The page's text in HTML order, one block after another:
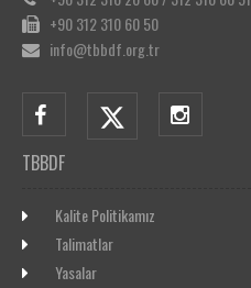
+90 312 310 60 50
info@tbbdf.org.tr
TBBDF
Kalite Politikamız
Talimatlar
Yasalar